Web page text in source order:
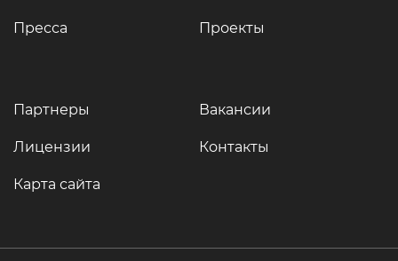
Пресса Проекты
Партнеры
Лицензии
Карта сайта
Вакансии
Контакты